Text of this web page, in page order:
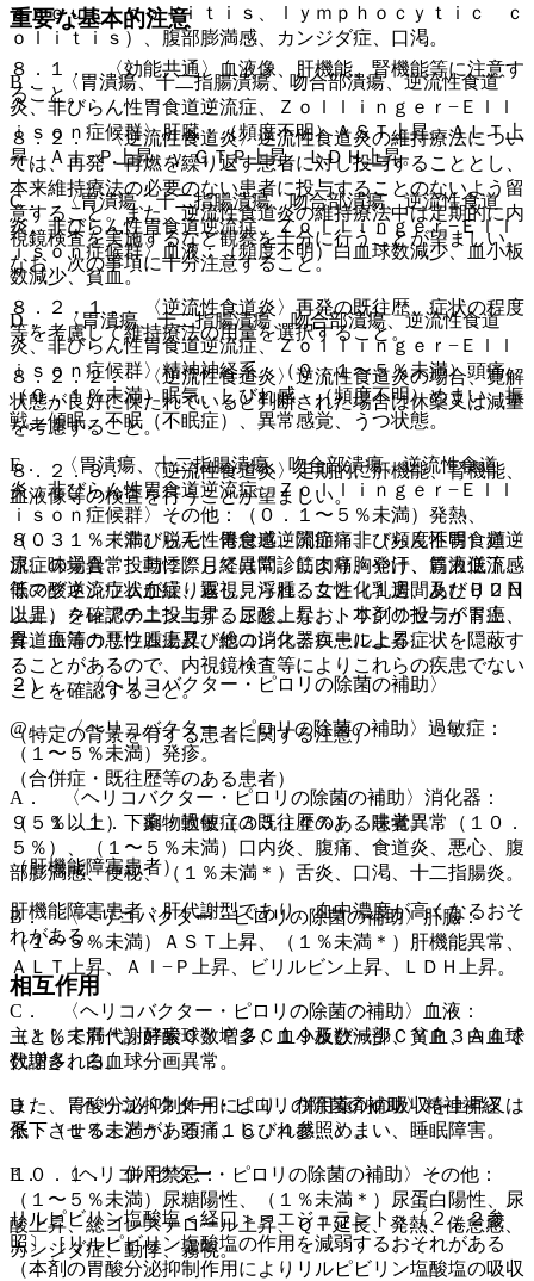
重要な基本的注意
８．１． 〈効能共通〉血液像、肝機能、腎機能等に注意す
ること。
８．２． 〈逆流性食道炎〉逆流性食道炎の維持療法につい
ては、再発・再燃を繰り返す患者に対し投与することとし、
本来維持療法の必要のない患者に投与することのないよう留
意すること。また、逆流性食道炎の維持療法中は定期的に内
視鏡検査を実施するなど観察を十分に行うことが望ましい。
なお、次の事項に十分注意すること。
８．２．１． 〈逆流性食道炎〉再発の既往歴、症状の程度
等を考慮して維持療法の用量を選択すること。
８．２．２． 〈逆流性食道炎〉逆流性食道炎の場合、寛解
状態が良好に保たれていると判断された場合は休薬又は減量
を考慮すること。
８．２．３． 〈逆流性食道炎〉定期的に肝機能、腎機能、
血液像等の検査を行うことが望ましい。
８．３． 〈非びらん性胃食道逆流症〉非びらん性胃食道逆
流症の場合、投与に際しては問診により胸やけ、胃液逆流感
等の酸逆流症状が繰り返し見られること（１週間あたり２日
以上）を確認の上投与すること。なお、本剤の投与が胃癌、
食道癌等の悪性腫瘍及び他の消化器疾患による症状を隠蔽す
ることがあるので、内視鏡検査等によりこれらの疾患でない
ことを確認すること。
（特定の背景を有する患者に関する注意）
（合併症・既往歴等のある患者）
９．１．１． 薬物過敏症の既往歴のある患者。
（肝機能障害患者）
肝機能障害患者：肝代謝型であり、血中濃度が高くなるおそ
れがある。
相互作用
主として肝代謝酵素ＣＹＰ２Ｃ１９及び一部ＣＹＰ３Ａ４で
代謝される。
また、胃酸分泌抑制作用により、併用薬剤の吸収を上昇又は
低下させることがある〔１６．４参照〕。
１０．１． 併用禁忌：
リルピビリン塩酸塩＜経口＞＜エジュラント＞〔２．２参
照〕［リルピビリン塩酸塩の作用を減弱するおそれがある
（本剤の胃酸分泌抑制作用によりリルピビリン塩酸塩の吸収
ｅｎｏｕｓ ｃｏｌｉｔｉｓ、ｌｙｍｐｈｏｃｙｔｉｃ ｃ
ｏｌｉｔｉｓ）、腹部膨満感、カンジダ症、口渇。
B． 〈胃潰瘍、十二指腸潰瘍、吻合部潰瘍、逆流性食道
炎、非びらん性胃食道逆流症、Ｚｏｌｌｉｎｇｅｒ−Ｅｌｌ
ｉｓｏｎ症候群〉肝臓：（頻度不明）ＡＳＴ上昇、ＡＬＴ上
昇、Ａｌ−Ｐ上昇、γ−ＧＴＰ上昇、ＬＤＨ上昇。
C． 〈胃潰瘍、十二指腸潰瘍、吻合部潰瘍、逆流性食道
炎、非びらん性胃食道逆流症、Ｚｏｌｌｉｎｇｅｒ−Ｅｌｌ
ｉｓｏｎ症候群〉血液：（頻度不明）白血球数減少、血小板
数減少、貧血。
D． 〈胃潰瘍、十二指腸潰瘍、吻合部潰瘍、逆流性食道
炎、非びらん性胃食道逆流症、Ｚｏｌｌｉｎｇｅｒ−Ｅｌｌ
ｉｓｏｎ症候群〉精神神経系：（０．１〜５％未満）頭痛、
（０．１％未満）眠気、しびれ感、（頻度不明）めまい、振
戦、傾眠、不眠（不眠症）、異常感覚、うつ状態。
E． 〈胃潰瘍、十二指腸潰瘍、吻合部潰瘍、逆流性食道
炎、非びらん性胃食道逆流症、Ｚｏｌｌｉｎｇｅｒ−Ｅｌｌ
ｉｓｏｎ症候群〉その他：（０．１〜５％未満）発熱、
（０．１％未満）脱毛、倦怠感、関節痛、（頻度不明）頻
尿、味覚異常、動悸、月経異常、筋肉痛、発汗、筋力低下、
低マグネシウム血症、霧視、浮腫、女性化乳房、及びＢＵＮ
上昇、クレアチニン上昇、尿酸上昇、トリグリセライド上
昇、血清カリウム上昇、総コレステロール上昇。
２）． 〈ヘリコバクター・ピロリの除菌の補助〉
@． 〈ヘリコバクター・ピロリの除菌の補助〉過敏症：
（１〜５％未満）発疹。
A． 〈ヘリコバクター・ピロリの除菌の補助〉消化器：
（５％以上）下痢・軟便（３３．４％）、味覚異常（１０．
５％）、（１〜５％未満）口内炎、腹痛、食道炎、悪心、腹
部膨満感、便秘、（１％未満＊）舌炎、口渇、十二指腸炎。
B． 〈ヘリコバクター・ピロリの除菌の補助〉肝臓：
（１〜５％未満）ＡＳＴ上昇、（１％未満＊）肝機能異常、
ＡＬＴ上昇、Ａｌ−Ｐ上昇、ビリルビン上昇、ＬＤＨ上昇。
C． 〈ヘリコバクター・ピロリの除菌の補助〉血液：
（１％未満＊）好酸球数増多、血小板数減少、貧血、白血球
数増多、白血球分画異常。
D． 〈ヘリコバクター・ピロリの除菌の補助〉精神神経
系：（１％未満＊）頭痛、しびれ感、めまい、睡眠障害。
E． 〈ヘリコバクター・ピロリの除菌の補助〉その他：
（１〜５％未満）尿糖陽性、（１％未満＊）尿蛋白陽性、尿
酸上昇、総コレステロール上昇、ＱＴ延長、発熱、倦怠感、
カンジダ症、動悸、霧視。